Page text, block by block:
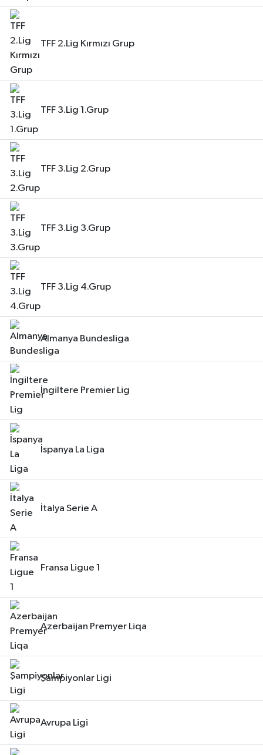
TFF 2.Lig Kırmızı Grup
TFF 3.Lig 1.Grup
TFF 3.Lig 2.Grup
TFF 3.Lig 3.Grup
TFF 3.Lig 4.Grup
Almanya Bundesliga
İngiltere Premier Lig
İspanya La Liga
İtalya Serie A
Fransa Ligue 1
Azerbaijan Premyer Liqa
Şampiyonlar Ligi
Avrupa Ligi